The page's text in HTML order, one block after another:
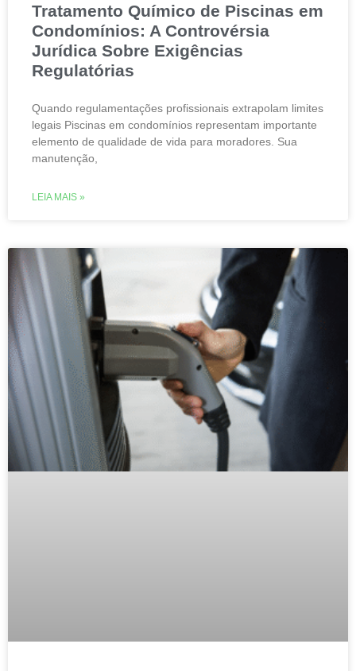
Tratamento Químico de Piscinas em
Condomínios: A Controvérsia
Jurídica Sobre Exigências
Regulatórias
Quando regulamentações profissionais extrapolam limites
legais Piscinas em condomínios representam importante
elemento de qualidade de vida para moradores. Sua
manutenção,
LEIA MAIS »